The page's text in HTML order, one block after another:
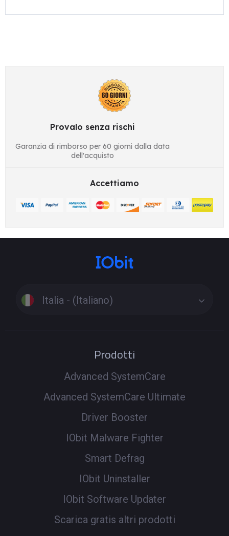
Provalo senza rischi
Garanzia di rimborso per 60 giorni dalla data
dell'acquisto
Accettiamo
Italia - (Italiano)
Prodotti
Advanced SystemCare
Advanced SystemCare Ultimate
Driver Booster
IObit Malware Fighter
Smart Defrag
IObit Uninstaller
IObit Software Updater
Scarica gratis altri prodotti